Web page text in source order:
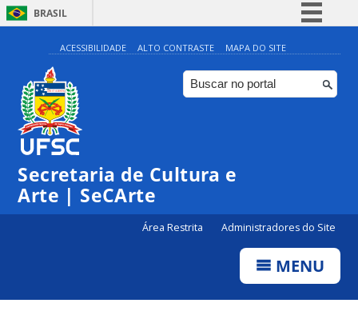
BRASIL
Simplifique!
Comunica BR
Participe
ACESSIBILIDADE ALTO CONTRASTE MAPA DO SITE
Secretaria de Cultura e
Arte | SeCArte
Área Restrita Administradores do Site
MENU